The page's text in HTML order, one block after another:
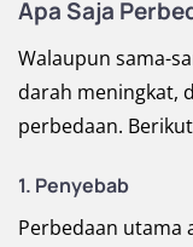
Apa Saja
Walaupun sama-
darah meningkat,
perbedaan.
1. Penyebab
Perbedaan utama